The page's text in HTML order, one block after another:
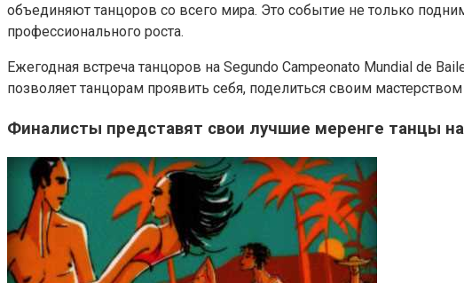
объединяют танцоров со всего мира. Это событие не только
профессионального роста.
Ежегодная встреча танцоров на Segundo Campeonato Mundial de
позволяет танцорам проявить себя, поделиться своим
Финалисты представят свои лучшие меренге танцы